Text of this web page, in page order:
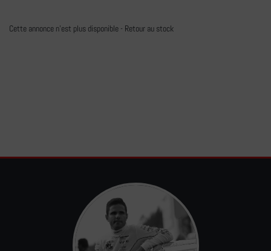
Cette annonce n'est plus disponible - Retour au stock